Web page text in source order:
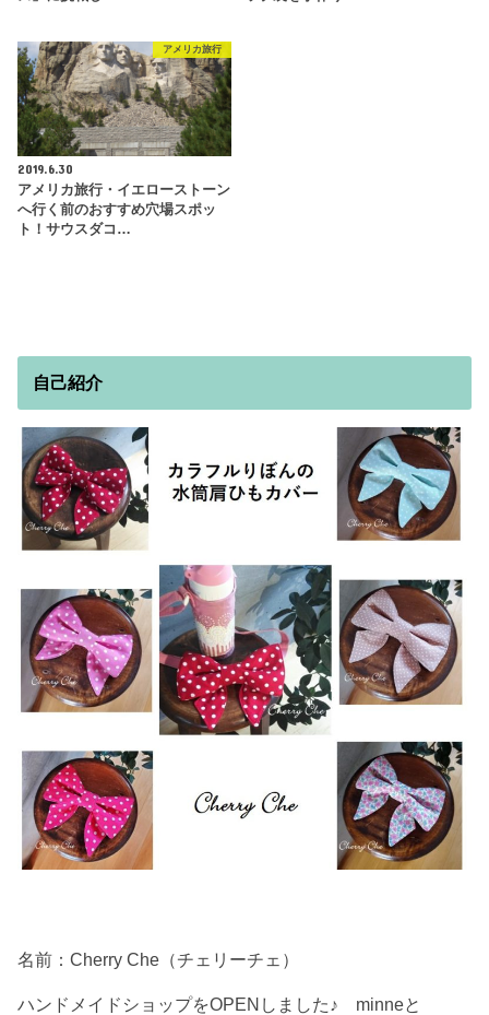
アメリカ旅行
2019.6.30
アメリカ旅行・イエローストーン
へ行く前のおすすめ穴場スポッ
ト！サウスダコ…
自己紹介
名前：Cherry Che（チェリーチェ）
ハンドメイドショップをOPENしました♪ minneと